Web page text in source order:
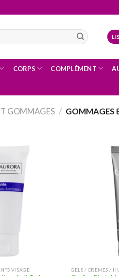
CORPS COMPLÉMENT
GOMMAGES / GOMMAGES
VISAGE GELS / CRÈMES /